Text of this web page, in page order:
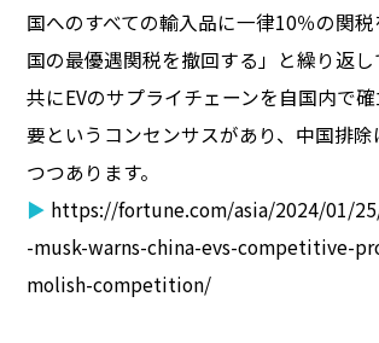
国へのすべての輸入品に一律10％の関
国の最優遇関税を撤回する」と繰り返
共にEVのサプライチェーンを自国内で
要というコンセンサスがあり、中国排除
つつあります。
▶ https://fortune.com/asia/2024/01/
-musk-warns-china-evs-competitive-
molish-competition/